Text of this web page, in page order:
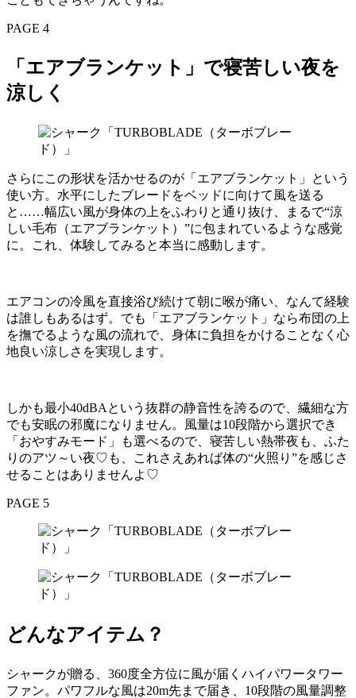
PAGE 4
「エアブランケット」で寝苦しい夜を
涼しく
さらにこの形状を活かせるのが「エアブランケット」という
使い方。水平にしたブレードをベッドに向けて風を送る
と……幅広い風が身体の上をふわりと通り抜け、まるで“涼
しい毛布（エアブランケット）”に包まれているような感覚
に。これ、体験してみると本当に感動します。
エアコンの冷風を直接浴び続けて朝に喉が痛い、なんて経験
は誰しもあるはず。でも「エアブランケット」なら布団の上
を撫でるような風の流れで、身体に負担をかけることなく心
地良い涼しさを実現します。
しかも最小40dBAという抜群の静音性を誇るので、繊細な方
でも安眠の邪魔になりません。風量は10段階から選択でき
「おやすみモード」も選べるので、寝苦しい熱帯夜も、ふた
りのアツ～い夜♡も、これさえあれば体の“火照り”を感じさ
せることはありませんよ♡
PAGE 5
どんなアイテム？
シャークが贈る、360度全方位に風が届くハイパワータワー
ファン。パワフルな風は20m先まで届き、10段階の風量調整